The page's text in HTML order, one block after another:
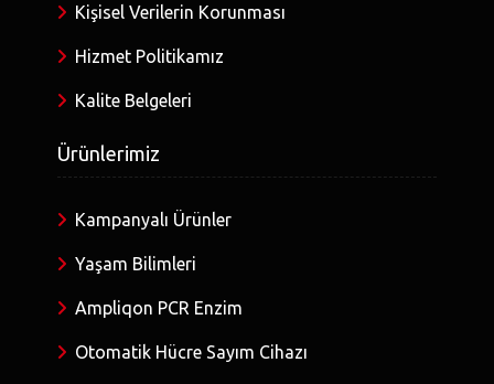
Kişisel Verilerin Korunması
Hizmet Politikamız
Kalite Belgeleri
Ürünlerimiz
Kampanyalı Ürünler
Yaşam Bilimleri
Ampliqon PCR Enzim
Otomatik Hücre Sayım Cihazı